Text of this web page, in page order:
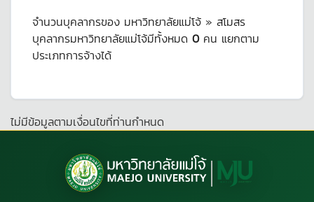
จำนวนบุคลากรของ มหาวิทยาลัยแม่โจ้ » สโมสร
บุคลากรมหาวิทยาลัยแม่โจ้มีทั้งหมด 0คน แยกตาม
ประเภทการจ้างได้
ไม่มีข้อมูลตามเงื่อนไขที่ท่านกำหนด